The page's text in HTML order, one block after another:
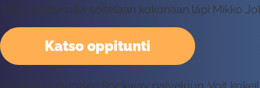
Katso oppitunti
Tällä oppitunnilla soitetaan kokonaan läpi Mikko